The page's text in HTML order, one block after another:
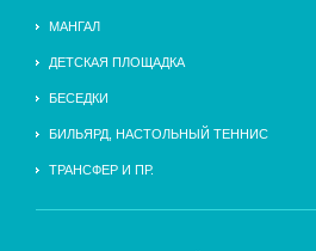
МАНГАЛ
ДЕТСКАЯ ПЛОЩАДКА
БЕСЕДКИ
БИЛЬЯРД, НАСТОЛЬНЫЙ ТЕННИС
ТРАНСФЕР И ПР.